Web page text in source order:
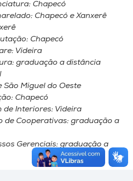
Chapecó
Chapecó e Xanxerê
Chapecó
Videira
graduação a distância
São Miguel do Oeste
Chapecó
de Interiores: Videira
de Cooperativas: graduação a
Gerenciais: graduação a